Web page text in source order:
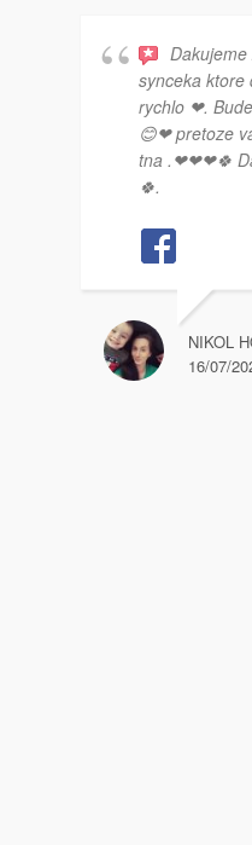
synceka ktore
rychlo ❤.
😊❤ pretoze
tna .❤❤❤🍀
🍀.
NIKOL
16/07/